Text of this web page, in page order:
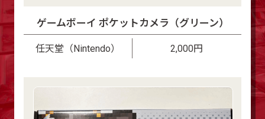
ゲームボーイ ポケットカメラ（グリーン）
任天堂（Nintendo） 2,000円